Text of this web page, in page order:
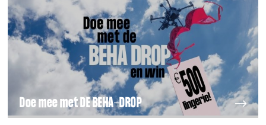
Doe mee met DE BEHA-DROP